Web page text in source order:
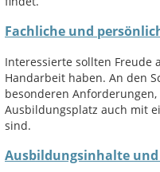
Fachliche und
Interessierte sollten Freude
Handarbeit haben. An den
besonderen
Ausbildungsplatz auch mit
sind.
Ausbildungsinhalte